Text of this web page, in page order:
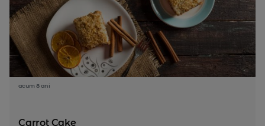
acum 8 ani
Carrot Cake